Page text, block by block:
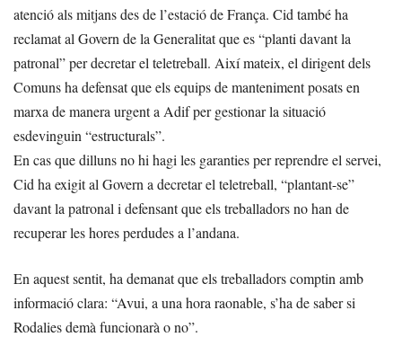
atenció als mitjans des de l’estació de França. Cid també ha
reclamat al Govern de la Generalitat que es “planti davant la
patronal” per decretar el teletreball. Així mateix, el dirigent dels
Comuns ha defensat que els equips de manteniment posats en
marxa de manera urgent a Adif per gestionar la situació
esdevinguin “estructurals”.
En cas que dilluns no hi hagi les garanties per reprendre el servei,
Cid ha exigit al Govern a decretar el teletreball, “plantant-se”
davant la patronal i defensant que els treballadors no han de
recuperar les hores perdudes a l’andana.
En aquest sentit, ha demanat que els treballadors comptin amb
informació clara: “Avui, a una hora raonable, s’ha de saber si
Rodalies demà funcionarà o no”.